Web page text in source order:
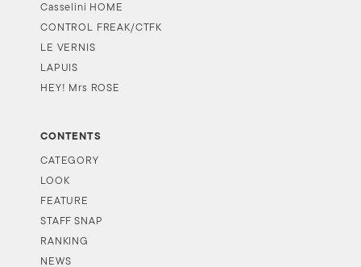
Casselini HOME
CONTROL FREAK/CTFK
LE VERNIS
LAPUIS
HEY! Mrs ROSE
CONTENTS
CATEGORY
LOOK
FEATURE
STAFF SNAP
RANKING
NEWS